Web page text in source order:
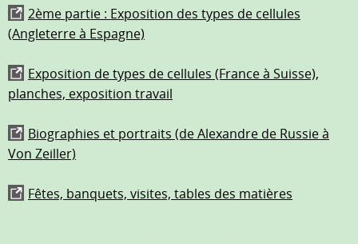
2ème partie : Exposition des types de cellules
(Angleterre à Espagne)
Exposition de types de cellules (France à Suisse),
planches, exposition travail
Biographies et portraits (de Alexandre de Russie à
Von Zeiller)
Fêtes, banquets, visites, tables des matières